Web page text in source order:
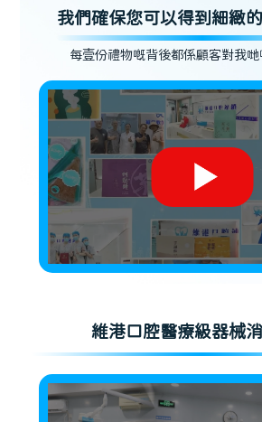
我們確保您可以得到細緻
每壹份禮物嘅背後都係顧客對我
維港口腔醫療級器械